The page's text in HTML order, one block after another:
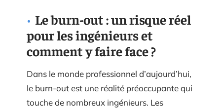
Le burn-out : un risque réel
pour les ingénieurs et
comment y faire face ?
Dans le monde professionnel d’aujourd’hui,
le burn-out est une réalité préoccupante qui
touche de nombreux ingénieurs. Les